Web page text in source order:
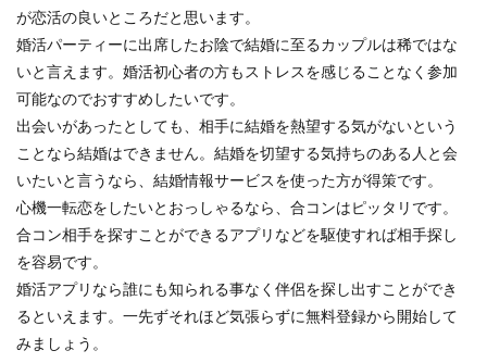
が恋活の良いところだと思います。
婚活パーティーに出席したお陰で結婚に至るカップルは稀ではな
いと言えます。婚活初心者の方もストレスを感じることなく参加
可能なのでおすすめしたいです。
出会いがあったとしても、相手に結婚を熱望する気がないという
ことなら結婚はできません。結婚を切望する気持ちのある人と会
いたいと言うなら、結婚情報サービスを使った方が得策です。
心機一転恋をしたいとおっしゃるなら、合コンはピッタリです。
合コン相手を探すことができるアプリなどを駆使すれば相手探し
を容易です。
婚活アプリなら誰にも知られる事なく伴侶を探し出すことができ
るといえます。一先ずそれほど気張らずに無料登録から開始して
みましょう。